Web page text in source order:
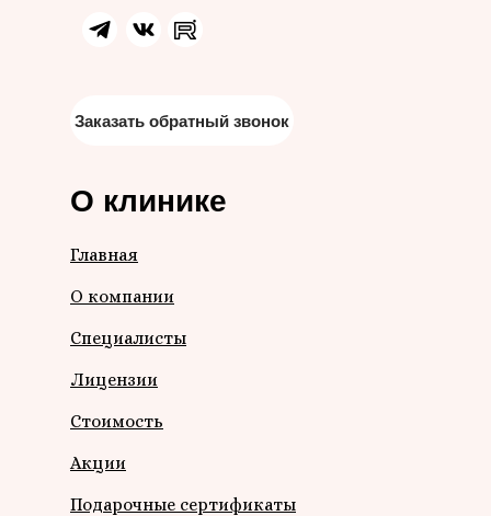
О клинике
Главная
О компании
Специалисты
Лицензии
Стоимость
Подарочные сертификаты
Акции
Заказать обратный звонок